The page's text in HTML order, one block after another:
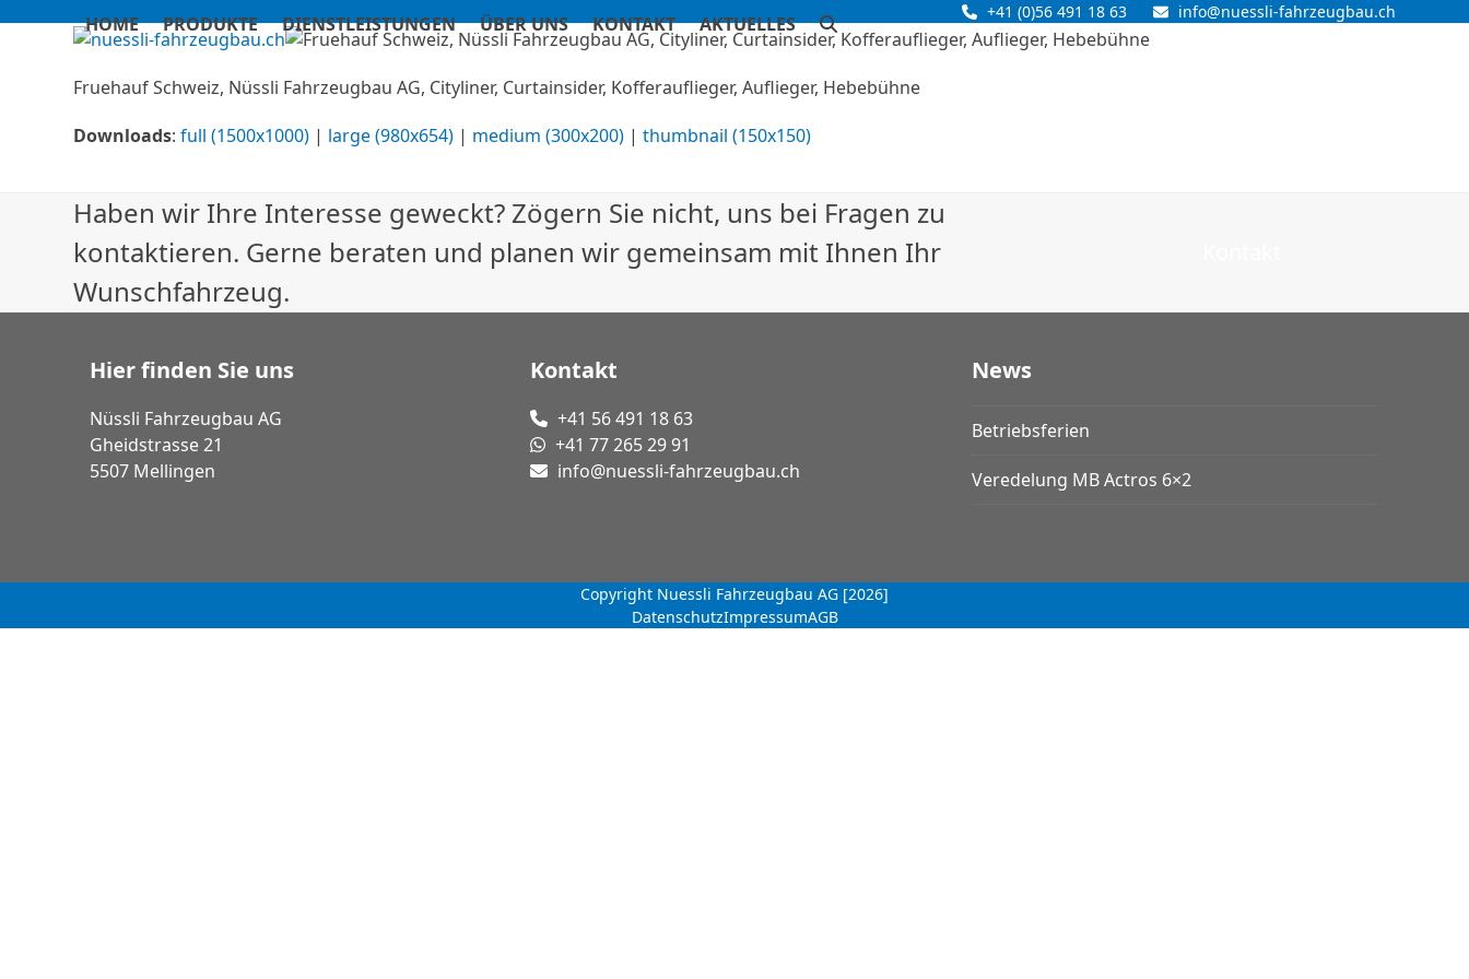
+41 (0)56 491 18 63 info@nuessli-fahrzeugbau.ch
HOME PRODUKTE DIENSTLEISTUNGEN ÜBER UNS KONTAKT AKTUELLES
Fruehauf Schweiz, Nüssli Fahrzeugbau AG, Cityliner, Curtainsider, Kofferauflieger, Auflieger, Hebebühne
Downloads:full (1500x1000) | large (980x654) | medium (300x200) |thumbnail (150x150)
Haben wir Ihre Interesse geweckt? Zögern Sie nicht, uns bei Fragen zu
kontaktieren. Gerne beraten und planen wir gemeinsam mit Ihnen Ihr
Wunschfahrzeug.
Hier finden Sie uns
Nüssli Fahrzeugbau AG
Gheidstrasse 21
5507 Mellingen
Kontakt
+41 56 491 18 63
+41 77 265 29 91
info@nuessli-fahrzeugbau.ch
News
Betriebsferien
Veredelung MB Actros 6×2
Copyright Nuessli Fahrzeugbau AG [2026]
DatenschutzImpressumAGB